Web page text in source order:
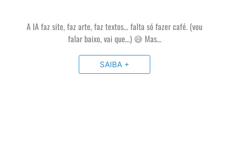
A IA faz site, faz arte, faz textos… falta só fazer café. (vou
falar baixo, vai que…) 😅 Mas…
SAIBA +